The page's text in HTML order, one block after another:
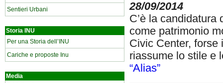
Sentieri Urbani
Storia INU
Per una Storia dell’INU
Cariche e proposte Inu
Media
28/09/2014
C’è la
come patrimonio
Civic Center, forse
riassume lo stile e
“Alias”